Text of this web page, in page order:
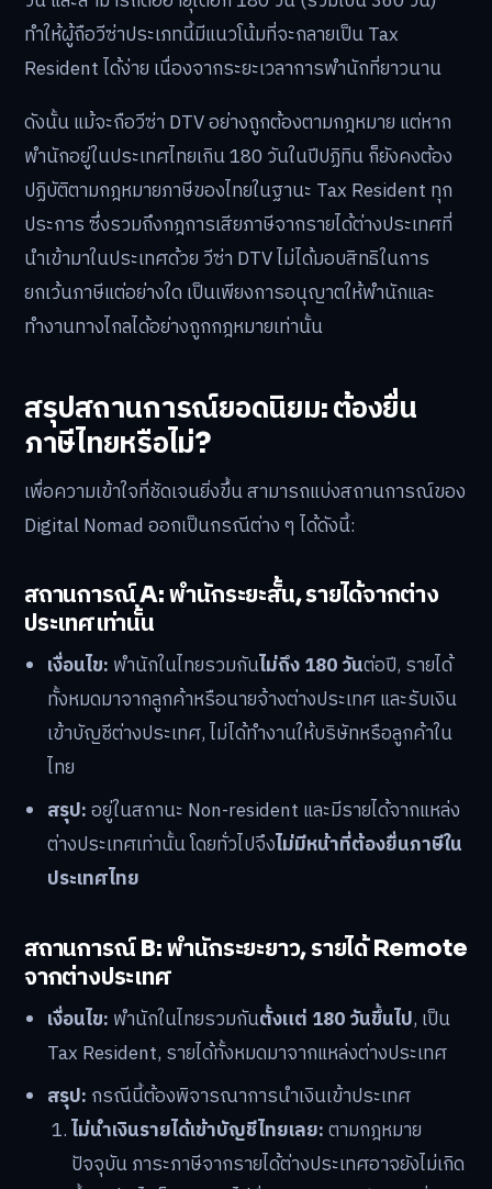
ทำให้ผู้ถือวีซ่าประเภทนี้มีแนวโน้มที่จะกลายเป็น Tax
Resident ได้ง่าย เนื่องจากระยะเวลาการพำนักที่ยาวนาน
ดังนั้น แม้จะถือวีซ่า DTV อย่างถูกต้องตามกฎหมาย แต่หาก
พำนักอยู่ในประเทศไทยเกิน 180 วันในปีปฏิทิน ก็ยังคงต้อง
ปฏิบัติตามกฎหมายภาษีของไทยในฐานะ Tax Resident ทุก
ประการ ซึ่งรวมถึงกฎการเสียภาษีจากรายได้ต่างประเทศที่
นำเข้ามาในประเทศด้วย วีซ่า DTV ไม่ได้มอบสิทธิในการ
ยกเว้นภาษีแต่อย่างใด เป็นเพียงการอนุญาตให้พำนักและ
ทำงานทางไกลได้อย่างถูกกฎหมายเท่านั้น
สรุปสถานการณ์ยอดนิยม: ต้องยื่น
ภาษีไทยหรือไม่?
เพื่อความเข้าใจที่ชัดเจนยิ่งขึ้น สามารถแบ่งสถานการณ์ของ
Digital Nomad ออกเป็นกรณีต่าง ๆ ได้ดังนี้:
สถานการณ์ A: พำนักระยะสั้น, รายได้จากต่าง
ประเทศเท่านั้น
เงื่อนไข: พำนักในไทยรวมกันไม่ถึง 180 วันต่อปี, รายได้
ทั้งหมดมาจากลูกค้าหรือนายจ้างต่างประเทศ และรับเงิน
เข้าบัญชีต่างประเทศ, ไม่ได้ทำงานให้บริษัทหรือลูกค้าใน
ไทย
สรุป:อยู่ในสถานะ Non-resident และมีรายได้จากแหล่ง
ต่างประเทศเท่านั้น โดยทั่วไปจึงไม่มีหน้าที่ต้องยื่นภาษีใน
ประเทศไทย
สถานการณ์ B: พำนักระยะยาว, รายได้ Remote
จากต่างประเทศ
เงื่อนไข: พำนักในไทยรวมกันตั้งแต่ 180 วันขึ้นไป, เป็น
Tax Resident, รายได้ทั้งหมดมาจากแหล่งต่างประเทศ
สรุป: กรณีนี้ต้องพิจารณาการนำเงินเข้าประเทศ
ไม่นำเงินรายได้เข้าบัญชีไทยเลย:ตามกฎหมาย
ปัจจุบัน ภาระภาษีจากรายได้ต่างประเทศอาจยังไม่เกิด